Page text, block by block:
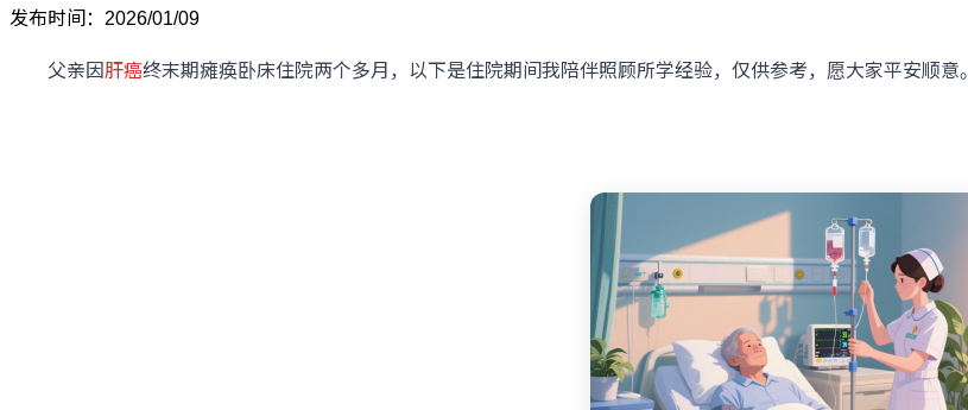
发布时间：2026/01/09
父亲因肝癌终末期瘫痪卧床住院两个多月，以下是住院期间我陪伴照顾所学经验，仅供参考，愿大家平安顺意。